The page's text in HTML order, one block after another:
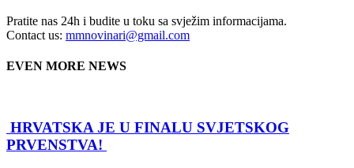
Pratite nas 24h i budite u toku sa svježim informacijama.
Contact us: mmnovinari@gmail.com
EVEN MORE NEWS
HRVATSKA JE U FINALU SVJETSKOG
PRVENSTVA!